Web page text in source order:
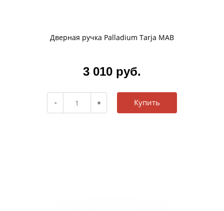
Дверная ручка Palladium Tarja MAB
3 010 руб.
Купить